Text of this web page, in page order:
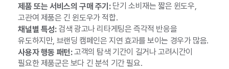
제품 또는 서비스의 구매 주기:단기 소비재는 짧은 윈도우,
고관여 제품은 긴 윈도우가 적합.
채널별 특성:검색 광고나 리타게팅은 즉각적 반응을
유도하지만, 브랜딩 캠페인은 지연 효과를 보이는 경우가 많음.
사용자 행동 패턴:고객의 탐색 기간이 길거나 고려시간이
필요한 제품군은 보다 긴 분석 기간 필요.